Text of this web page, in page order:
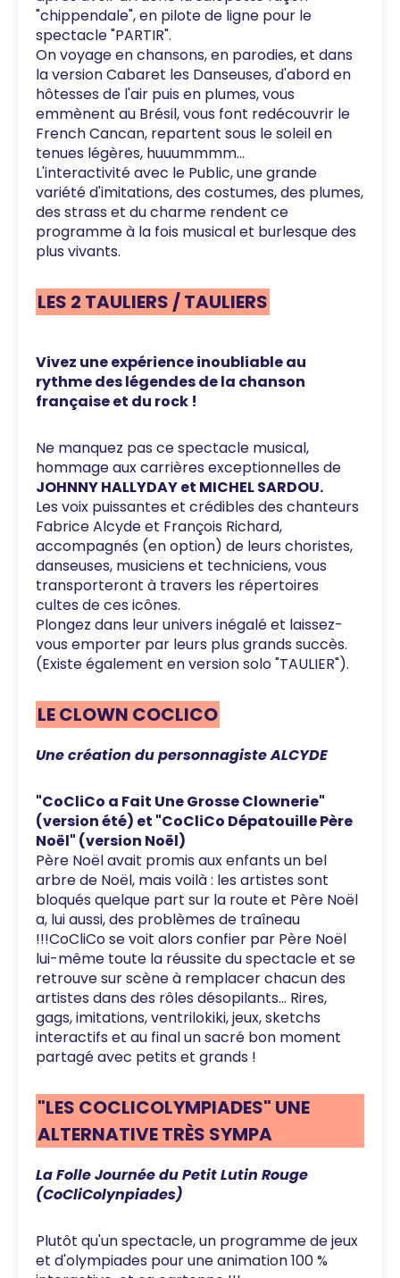
"chippendale", en pilote de ligne pour le
spectacle "PARTIR".
On voyage en chansons, en parodies, et dans
la version Cabaret les Danseuses, d'abord en
hôtesses de l'air puis en plumes, vous
emmènent au Brésil, vous font redécouvrir le
French Cancan, repartent sous le soleil en
tenues légères, huuummmm...
L'interactivité avec le Public, une grande
variété d'imitations, des costumes, des plumes,
des strass et du charme rendent ce
programme à la fois musical et burlesque des
plus vivants.
LES 2 TAULIERS / TAULIERS
Vivez une expérience inoubliable au
rythme des légendes de la chanson
française et du rock !
Ne manquez pas ce spectacle musical,
hommage aux carrières exceptionnelles de
JOHNNY HALLYDAY et MICHEL SARDOU.
Les voix puissantes et crédibles des chanteurs
Fabrice Alcyde et François Richard,
accompagnés (en option) de leurs choristes,
danseuses, musiciens et techniciens, vous
transporteront à travers les répertoires
cultes de ces icônes.
Plongez dans leur univers inégalé et laissez-
vous emporter par leurs plus grands succès.
(Existe également en version solo "TAULIER").
LE CLOWN COCLICO
Une création du personnagiste ALCYDE
"CoCliCo a Fait Une Grosse Clownerie"
(version été) et "CoCliCo Dépatouille Père
Noël" (version Noël)
Père Noël avait promis aux enfants un bel
arbre de Noël, mais voilà : les artistes sont
bloqués quelque part sur la route et Père Noël
a, lui aussi, des problèmes de traîneau
!!!CoCliCo se voit alors confier par Père Noël
lui-même toute la réussite du spectacle et se
retrouve sur scène à remplacer chacun des
artistes dans des rôles désopilants... Rires,
gags, imitations, ventrilokiki, jeux, sketchs
interactifs et au final un sacré bon moment
partagé avec petits et grands !
"LES COCLICOLYMPIADES" UNE
ALTERNATIVE TRÈS SYMPA
La Folle Journée du Petit Lutin Rouge
(CoCliColynpiades)
Plutôt qu'un spectacle, un programme de jeux
et d'olympiades pour une animation 100 %